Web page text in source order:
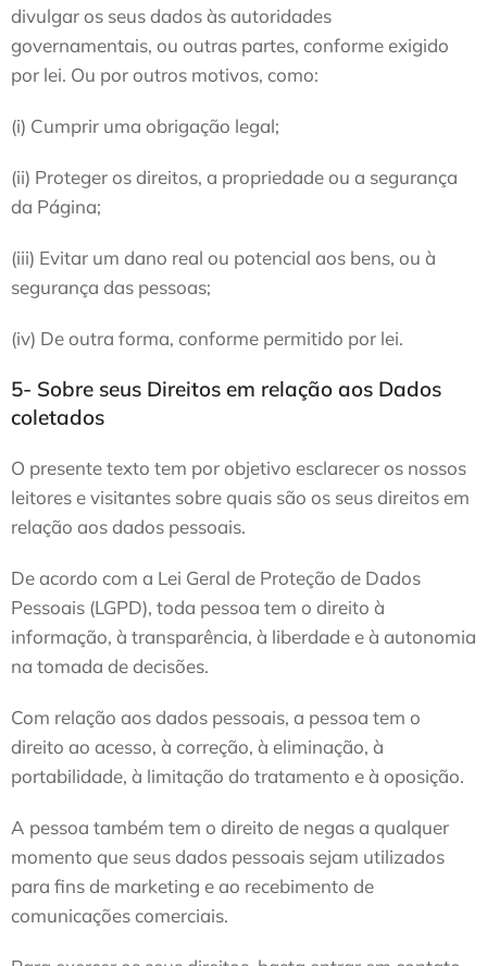
divulgar os seus dados às autoridades
governamentais, ou outras partes, conforme exigido
por lei. Ou por outros motivos, como:
(i) Cumprir uma obrigação legal;
(ii) Proteger os direitos, a propriedade ou a segurança
da Página;
(iii) Evitar um dano real ou potencial aos bens, ou à
segurança das pessoas;
(iv) De outra forma, conforme permitido por lei.
5- Sobre seus Direitos em relação aos Dados
coletados
O presente texto tem por objetivo esclarecer os nossos
leitores e visitantes sobre quais são os seus direitos em
relação aos dados pessoais.
De acordo com a Lei Geral de Proteção de Dados
Pessoais (LGPD), toda pessoa tem o direito à
informação, à transparência, à liberdade e à autonomia
na tomada de decisões.
Com relação aos dados pessoais, a pessoa tem o
direito ao acesso, à correção, à eliminação, à
portabilidade, à limitação do tratamento e à oposição.
A pessoa também tem o direito de negas a qualquer
momento que seus dados pessoais sejam utilizados
para fins de marketing e ao recebimento de
comunicações comerciais.